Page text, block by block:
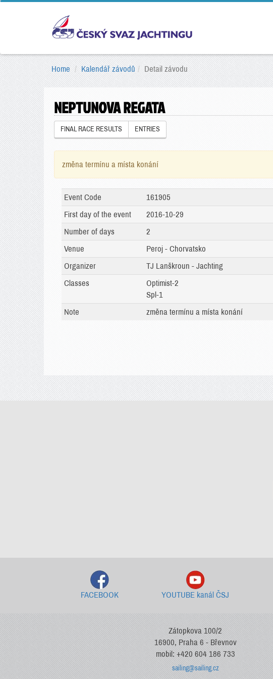
Home Kalendář závodů Detail závodu
NEPTUNOVA REGATA
FINAL RACE RESULTS ENTRIES
změna termínu a místa konání
Event Code
161905
First day of the event
2016-10-29
Number of days
2
Venue
Peroj - Chorvatsko
Organizer
TJ Lanškroun - Jachting
Classes
Optimist-2
Spl-1
Note
změna termínu a místa konání
FACEBOOK YOUTUBE kanál ČSJ
Zátopkova 100/2
16900, Praha 6 - Břevnov
mobil: +420 604 186 733
sailing@sailing.cz